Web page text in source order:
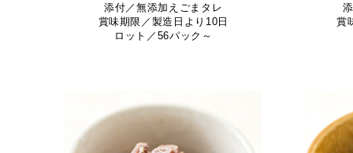
添付／無添加えごまタレ
賞味期限／製造日より10日
ロット／56パック～
賞